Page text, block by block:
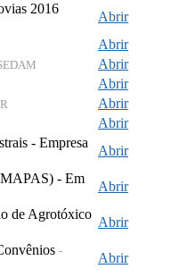
2016
Abrir
Abrir
Abrir
Abrir
Abrir
Abrir
- Empresa
Abrir
- Em
Abrir
de Agrotóxico
Abrir
-
Abrir